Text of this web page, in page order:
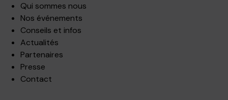
Qui sommes nous
Nos événements
Conseils et infos
Actualités
Partenaires
Presse
Contact